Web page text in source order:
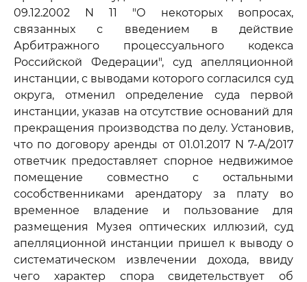
09.12.2002 N 11 "О некоторых вопросах,
связанных с введением в действие
Арбитражного процессуального кодекса
Российской Федерации", суд апелляционной
инстанции, с выводами которого согласился суд
округа, отменил определение суда первой
инстанции, указав на отсутствие оснований для
прекращения производства по делу. Установив,
что по договору аренды от 01.01.2017 N 7-А/2017
ответчик предоставляет спорное недвижимое
помещение совместно с остальными
сособственниками арендатору за плату во
временное владение и пользование для
размещения Музея оптических иллюзий, суд
апелляционной инстанции пришел к выводу о
систематическом извлечении дохода, ввиду
чего характер спора свидетельствует об